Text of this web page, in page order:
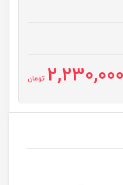
2,230,000 تومان